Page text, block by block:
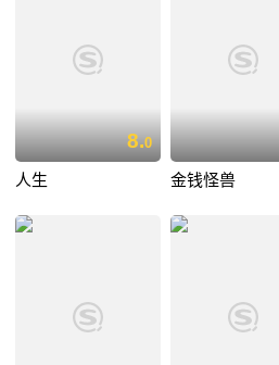
8.0
人生 金钱怪兽